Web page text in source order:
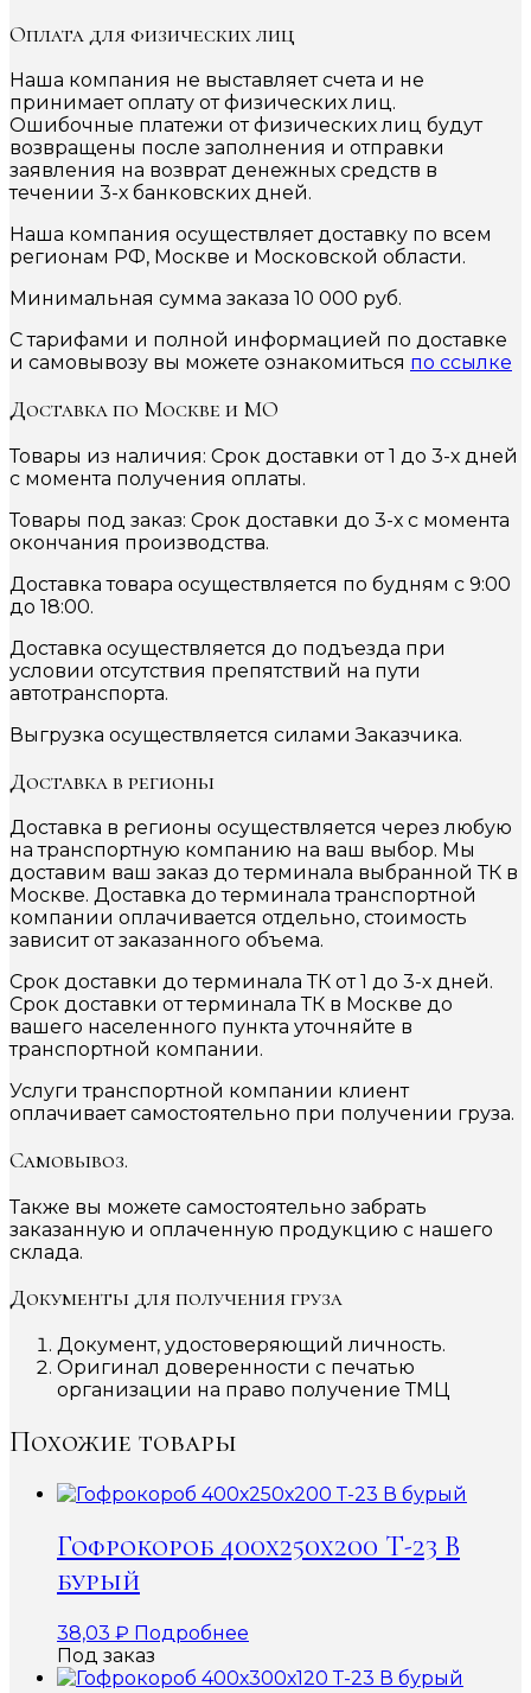
Оплата для физических лиц
Наша компания не выставляет счета и не
принимает оплату от физических лиц.
Ошибочные платежи от физических лиц будут
возвращены после заполнения и отправки
заявления на возврат денежных средств в
течении 3-х банковских дней.
Наша компания осуществляет доставку по всем
регионам РФ, Москве и Московской области.
Минимальная сумма заказа 10 000 руб.
С тарифами и полной информацией по доставке
и самовывозу вы можете ознакомиться по ссылке
Доставка по Москве и МО
Товары из наличия: Срок доставки от 1 до 3-х дней
с момента получения оплаты.
Товары под заказ: Срок доставки до 3-х с момента
окончания производства.
Доставка товара осуществляется по будням с 9:00
до 18:00.
Доставка осуществляется до подъезда при
условии отсутствия препятствий на пути
автотранспорта.
Выгрузка осуществляется силами Заказчика.
Доставка в регионы
Доставка в регионы осуществляется через любую
на транспортную компанию на ваш выбор. Мы
доставим ваш заказ до терминала выбранной ТК в
Москве. Доставка до терминала транспортной
компании оплачивается отдельно, стоимость
зависит от заказанного объема.
Срок доставки до терминала ТК от 1 до 3-х дней.
Срок доставки от терминала ТК в Москве до
вашего населенного пункта уточняйте в
транспортной компании.
Услуги транспортной компании клиент
оплачивает самостоятельно при получении груза.
Самовывоз.
Также вы можете самостоятельно забрать
заказанную и оплаченную продукцию с нашего
склада.
Документы для получения груза
Документ, удостоверяющий личность.
Оригинал доверенности с печатью
организации на право получение ТМЦ
Похожие товары
Гофрокороб 400х250х200 Т-23 В
бурый
38,03 ₽ Подробнее
Под заказ